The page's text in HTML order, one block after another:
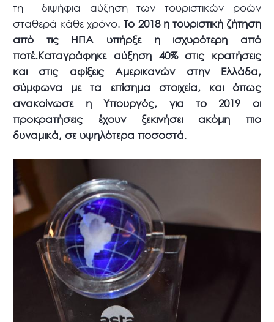
τη διψήφια αύξηση των τουριστικών ροών
σταθερά κάθε χρόνο.Το 2018 η τουριστική ζήτηση
από τις ΗΠΑ υπήρξε η ισχυρότερη από
ποτέ.Καταγράφηκε αύξηση 40% στις κρατήσεις
και στις αφίξεις Αμερικανών στην Ελλάδα,
σύμφωνα με τα επίσημα στοιχεία, και όπως
ανακοίνωσε η Υπουργός, για το 2019 οι
προκρατήσεις έχουν ξεκινήσει ακόμη πιο
δυναμικά, σε υψηλότερα ποσοστά.